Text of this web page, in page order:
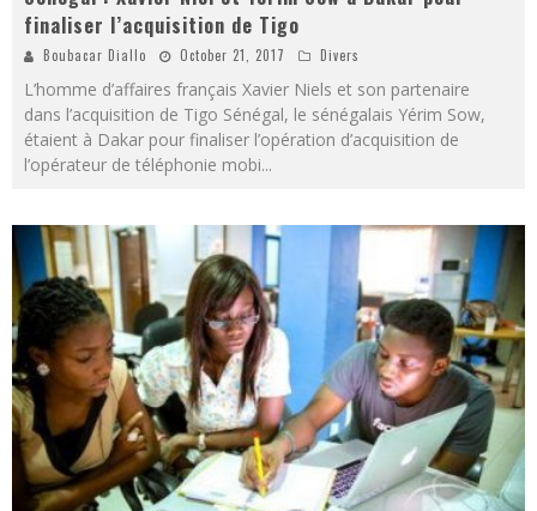
finaliser l’acquisition de Tigo
Boubacar Diallo October 21, 2017 Divers
L’homme d’affaires français Xavier Niels et son partenaire
dans l’acquisition de Tigo Sénégal, le sénégalais Yérim Sow,
étaient à Dakar pour finaliser l’opération d’acquisition de
l’opérateur de téléphonie mobi...